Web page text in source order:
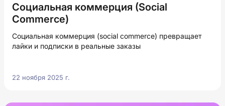
Социальная коммерция (Social
Commerce)
Социальная коммерция (social commerce) превращает
лайки и подписки в реальные заказы
22 ноября 2025 г.